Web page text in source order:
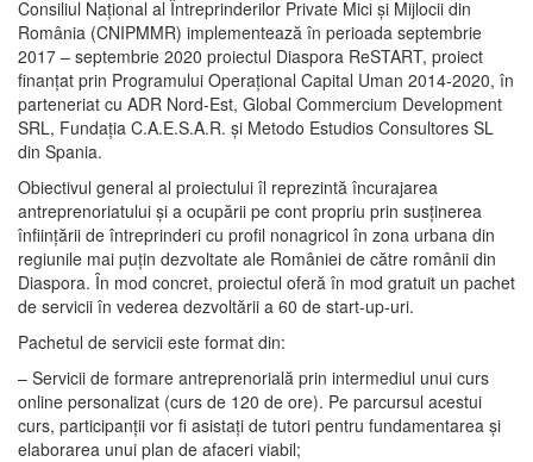
Consiliul Național al Întreprinderilor Private Mici și Mijlocii din
România (CNIPMMR) implementează în perioada septembrie
2017 – septembrie 2020 proiectul Diaspora ReSTART, proiect
finanțat prin Programului Operațional Capital Uman 2014-2020, în
parteneriat cu ADR Nord-Est, Global Commercium Development
SRL, Fundația C.A.E.S.A.R. și Metodo Estudios Consultores SL
din Spania.
Obiectivul general al proiectului îl reprezintă încurajarea
antreprenoriatului și a ocupării pe cont propriu prin susținerea
înființării de întreprinderi cu profil nonagricol în zona urbana din
regiunile mai puțin dezvoltate ale României de către românii din
Diaspora. În mod concret, proiectul oferă în mod gratuit un pachet
de servicii în vederea dezvoltării a 60 de start-up-uri.
Pachetul de servicii este format din:
– Servicii de formare antreprenorială prin intermediul unui curs
online personalizat (curs de 120 de ore). Pe parcursul acestui
curs, participanții vor fi asistați de tutori pentru fundamentarea și
elaborarea unui plan de afaceri viabil;